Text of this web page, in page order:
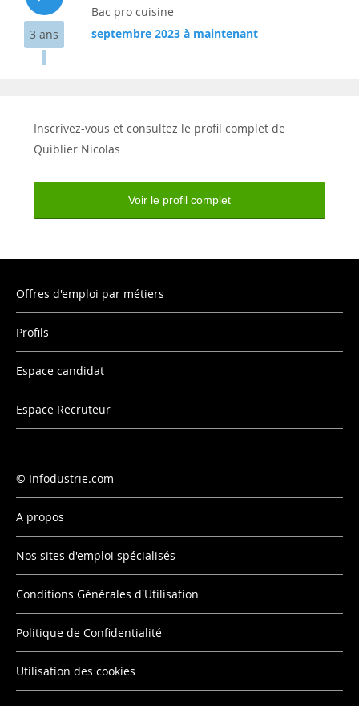
3 ans
Bac pro cuisine
septembre 2023 à maintenant
Inscrivez-vous et consultez le profil complet de
Quiblier Nicolas
Voir le profil complet
Offres d'emploi par métiers
Profils
Espace candidat
Espace Recruteur
Infodustrie.com
A propos
Nos sites d'emploi spécialisés
Conditions Générales d'Utilisation
Politique de Confidentialité
Utilisation des cookies